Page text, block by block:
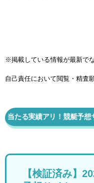
※掲載している情報が最新で
自己責任において閲覧・精査
当たる実績アリ！競艇予
【検証済み】